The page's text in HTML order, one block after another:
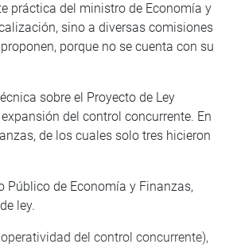
práctica del ministro de Economía y
sino a diversas comisiones
porque no se cuenta con su
sobre el Proyecto de Ley
del control concurrente. En
de los cuales solo tres hicieron
Público de Economía y Finanzas,
ley.
del control concurrente),